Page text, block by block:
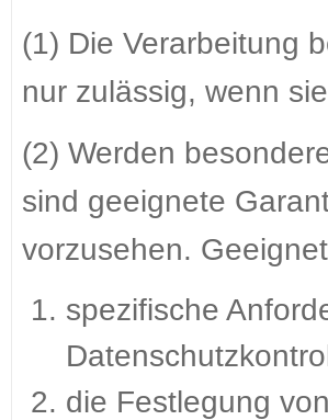
(1) Die Verarbeitung
nur zulässig, wenn
(2) Werden
sind geeignete
vorzusehen.
spezifische
die Festlegung